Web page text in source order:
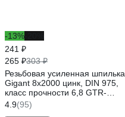
-13%
241 ₽
265 ₽303 ₽
Резьбовая усиленная шпилька
Gigant 8x2000 цинк, DIN 975,
класс прочности 6,8 GTR-
6882000
4.9(95)